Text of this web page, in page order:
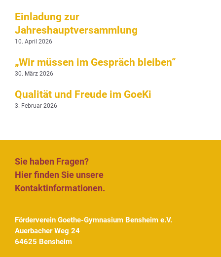
Einladung zur
Jahreshauptversammlung
10. April 2026
„Wir müssen im Gespräch bleiben“
30. März 2026
Qualität und Freude im GoeKi
3. Februar 2026
Sie haben Fragen?
Hier finden Sie unsere
Kontaktinformationen.
Förderverein Goethe-Gymnasium Bensheim e.V.
Auerbacher Weg 24
64625 Bensheim